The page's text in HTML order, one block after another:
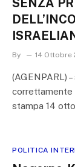
SENZA
By 14 Ottobre
(AGENPARL)
correttamente
stampa 14
POLITICA